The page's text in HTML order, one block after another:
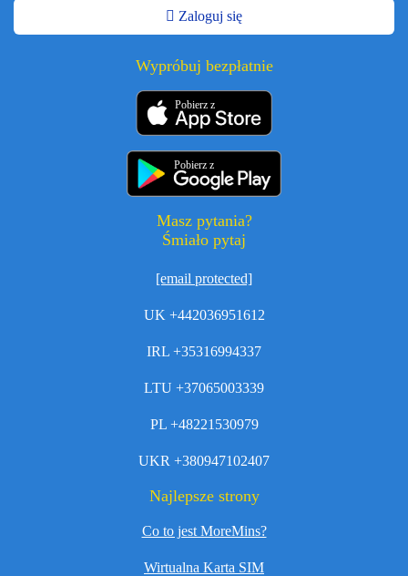
Zaloguj się
Wypróbuj bezpłatnie
Pobierz z
Pobierz z
Masz pytania?
Śmiało pytaj
[email protected]
UK +442036951612
IRL +35316994337
LTU +37065003339
PL +48221530979
UKR +380947102407
Najlepsze strony
Co to jest MoreMins?
Wirtualna Karta SIM